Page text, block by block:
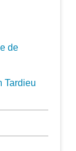
de
Tardieu